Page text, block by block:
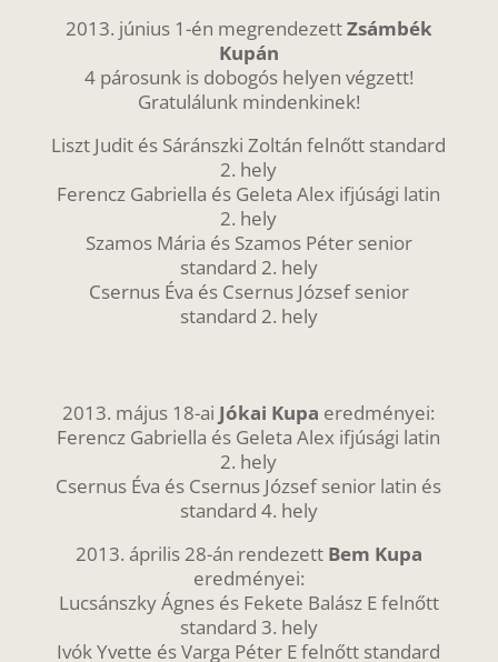
2013. június 1-én megrendezettZsámbék
Kupán
4 párosunk is dobogós helyen végzett!
Gratulálunk mindenkinek!
Liszt Judit és Sáránszki Zoltán felnőtt standard
2. hely
Ferencz Gabriella és Geleta Alex ifjúsági latin
2. hely
Szamos Mária és Szamos Péter senior
standard 2. hely
Csernus Éva és Csernus József senior
standard 2. hely
2013. május 18-ai Jókai Kupa eredményei:
Ferencz Gabriella és Geleta Alex ifjúsági latin
2. hely
Csernus Éva és Csernus József senior latin és
standard 4. hely
2013. április 28-án rendezett Bem Kupa
eredményei:
Lucsánszky Ágnes és Fekete Balász E felnőtt
standard 3. hely
Ivók Yvette és Varga Péter E felnőtt standard